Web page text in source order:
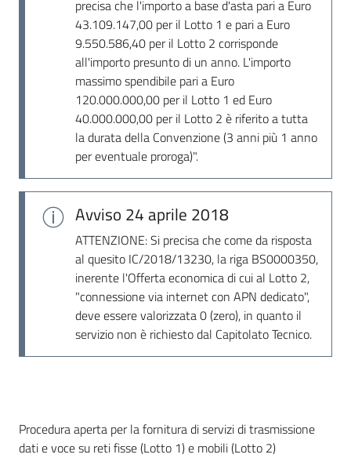
precisa che l'importo a base d'asta pari a Euro
43.109.147,00 per il Lotto 1 e pari a Euro
9.550.586,40 per il Lotto 2 corrisponde
all'importo presunto di un anno. L'importo
massimo spendibile pari a Euro
120.000.000,00 per il Lotto 1 ed Euro
40.000.000,00 per il Lotto 2 è riferito a tutta
la durata della Convenzione (3 anni più 1 anno
per eventuale proroga)".
Avviso 24 aprile 2018
ATTENZIONE: Si precisa che come da risposta
al quesito IC/2018/13230, la riga BS0000350,
inerente l'Offerta economica di cui al Lotto 2,
"connessione via internet con APN dedicato",
deve essere valorizzata 0 (zero), in quanto il
servizio non è richiesto dal Capitolato Tecnico.
Dati del bando
Procedura aperta per la fornitura di servizi di trasmissione
dati e voce su reti fisse (Lotto 1) e mobili (Lotto 2)